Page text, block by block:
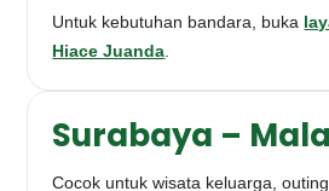
Untuk kebutuhan bandara, buka
Hiace Juanda
Surabaya –
Cocok untuk wisata keluarga,